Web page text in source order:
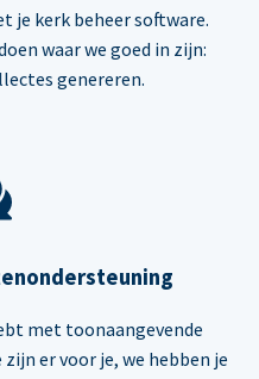
je kerk beheer software.
waar we goed in zijn:
genereren.
met toonaangevende
zijn er voor je, we hebben je